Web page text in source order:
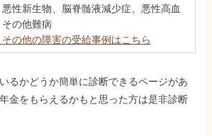
性新生物、脳脊髄液減少症、悪性高血
その他難病
その他の障害の受給事例はこちら
るかどうか簡単に診断できるページがあ
金をもらえるかもと思った方は是非診断